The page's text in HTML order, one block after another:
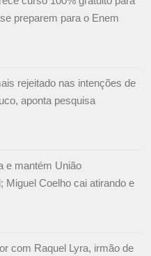
preparem para o Enem
rejeitado nas intenções de
aponta pesquisa
e mantém União
Miguel Coelho cai atirando e
com Raquel Lyra, irmão de